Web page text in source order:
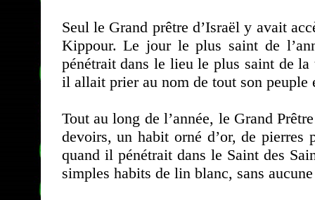
Seul le Grand prêtre d’Israël y avait
Kippour. Le jour le plus saint de
pénétrait dans le lieu le plus saint de
il allait prier au nom de tout son peuple
Tout au long de l’année, le Grand
devoirs, un habit orné d’or, de
quand il pénétrait dans le Saint des
simples habits de lin blanc, sans